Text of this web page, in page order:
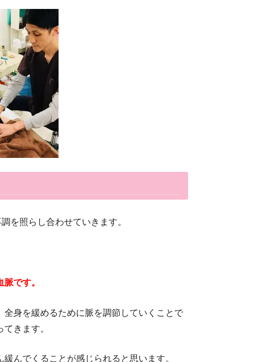
を照らし合わせていきます。
です。
身を緩めるために脈を調節していく ことで
きます。
んでくることが感じられると思います。